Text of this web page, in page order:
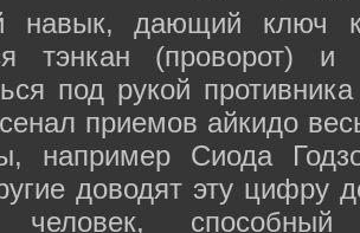
навык, дающий ключ
тэнкан (проворот)
под рукой
приемов айкидо
например Сиода
доводят эту цифру
человек,